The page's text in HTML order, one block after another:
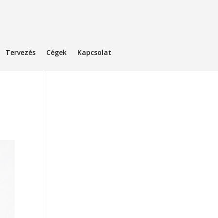
Tervezés Cégek Kapcsolat